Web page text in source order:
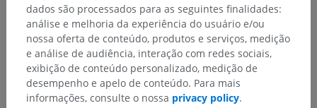
dados são processados para as seguintes finalidades:
análise e melhoria da experiência do usuário e/ou
nossa oferta de conteúdo, produtos e serviços, medição
e análise de audiência, interação com redes sociais,
exibição de conteúdo personalizado, medição de
desempenho e apelo de conteúdo. Para mais
informações, consulte o nossa privacy policy.